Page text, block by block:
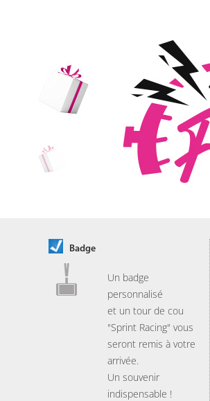
Badge
Un badge
personnalisé
et un tour de cou
"Sprint Racing" vous
seront remis à votre
arrivée.
Un souvenir
indispensable !